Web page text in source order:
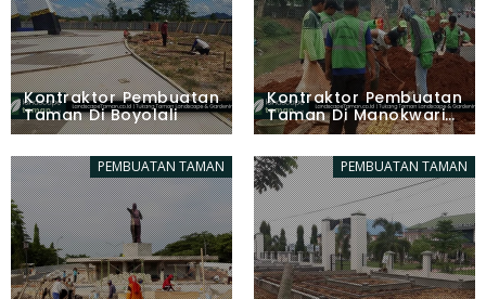
Kontraktor Pembuatan
Taman Di Boyolali
Kontraktor Pembuatan
Taman Di Manokwari
Barat
PEMBUATAN TAMAN PEMBUATAN TAMAN